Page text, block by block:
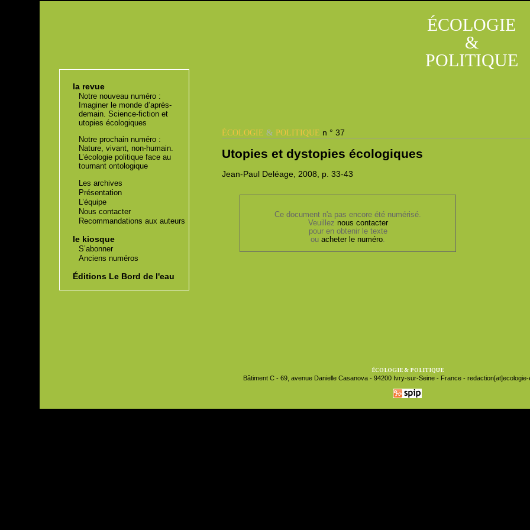
ÉCOLOGIE
&
POLITIQUE
la revue
Notre nouveau numéro :
Imaginer le monde d’après-
demain. Science-fiction et
utopies écologiques
Notre prochain numéro :
Nature, vivant, non-humain.
L’écologie politique face au
tournant ontologique
Les archives
Présentation
L’équipe
Nous contacter
Recommandations aux auteurs
le kiosque
S’abonner
Anciens numéros
Éditions Le Bord de l'eau
ÉCOLOGIE& POLITIQUE n ° 37
Utopies et dystopies écologiques
Jean-Paul Deléage, 2008, p. 33-43
Ce document n'a pas encore été numérisé.
Veuillez nous contacter
pour en obtenir le texte
ouacheter le numéro.
ÉCOLOGIE & POLITIQUE
Bâtiment C - 69, avenue Danielle Casanova - 94200 Ivry-sur-Seine - France - redaction[at]ecologie-